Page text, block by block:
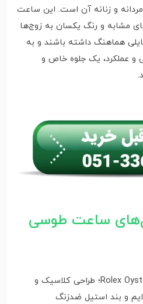
و زنانه آن است. این ساعت
مشابه و رنگ یکسان به زوج‌ها
هماهنگ داشته باشند و به
و عملکرد، یک جلوه خاص و
ساعت طوسی
Rolex Oyster Perpetual Grey Set؛ طراحی کلاسیک و
و بند استیل ضدزنگ